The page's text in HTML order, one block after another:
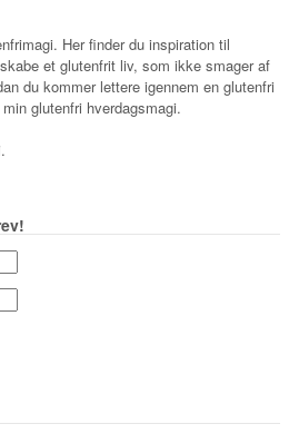
Her finder du inspiration til
et glutenfrit liv, som ikke smager af
du kommer lettere igennem en glutenfri
glutenfri hverdagsmagi.